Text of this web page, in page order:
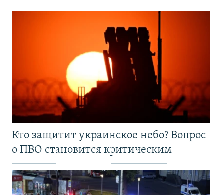
Кто защитит украинское небо? Вопрос
о ПВО становится критическим